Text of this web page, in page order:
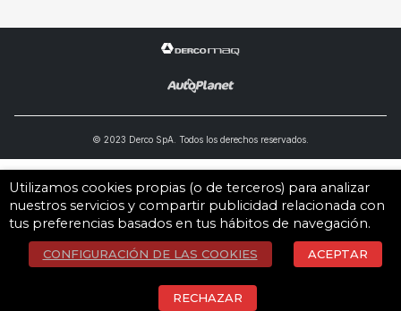
Utilizamos cookies propias (o de terceros) para analizar
nuestros servicios y compartir publicidad relacionada con
tus preferencias basados en tus hábitos de navegación.
CONFIGURACIÓN DE LAS COOKIES ACEPTAR
RECHAZAR
© 2023 Derco SpA. Todos los derechos reservados.